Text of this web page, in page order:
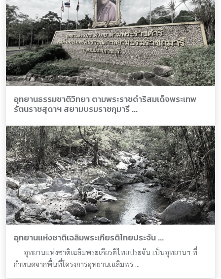
อุทยานธรรมชาติวิทยา ตามพระราชดำริสมเด็จพระเทพ
รัตนราชสุดาฯ สยามบรมราชกุมารี ...
อุทยานแห่งชาติเฉลิมพระเกียรติไทยประจัน ...
อุทยานแห่งชาติเฉลิมพระเกียรติไทยประจัน เป็นอุทยานฯ ที่
กำหนดจากพื้นที่โครงการอุทยานเฉลิมพร ...